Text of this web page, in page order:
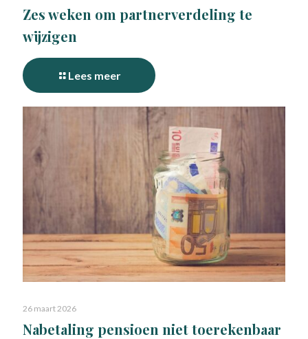
Zes weken om partnerverdeling te
wijzigen
Lees meer
26 maart 2026
Nabetaling pensioen niet toerekenbaar